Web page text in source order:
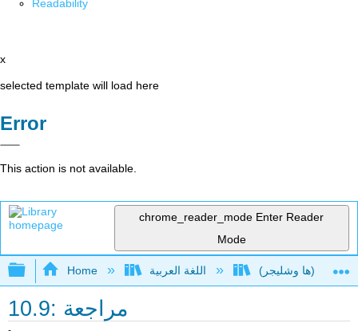
Readability
x
selected template will load here
Error
This action is not available.
chrome_reader_mode Enter Reader
Mode
Expand/collapse global hierarchy
Home
10.9: مراجعة